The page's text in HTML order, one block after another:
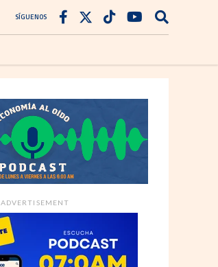
SÍGUENOS
ADVERTISEMENT